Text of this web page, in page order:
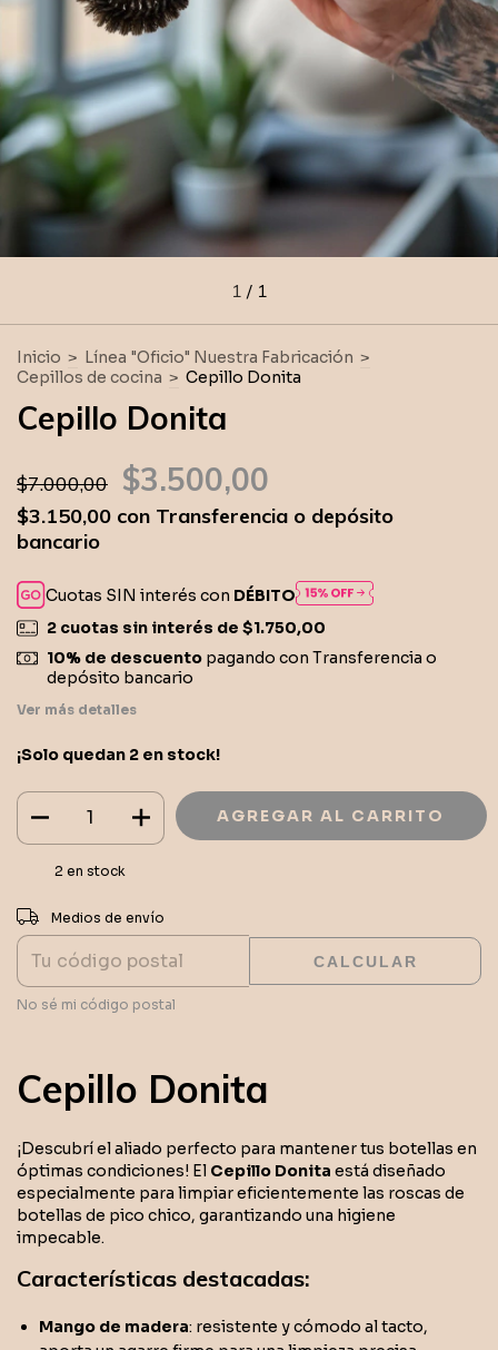
1 / 1
Inicio > Línea "Oficio" Nuestra Fabricación >
Cepillos de cocina > Cepillo Donita
Cepillo Donita
$7.000,00 $3.500,00
$3.150,00 con Transferencia o depósito
bancario
Cuotas SIN interés con DÉBITO
2 cuotas sin interés de $1.750,00
10% de descuentopagando con Transferencia o
depósito bancario
Ver más detalles
¡Solo quedan 2 en stock!
2 en stock
Entregas para el CP:
Medios de envío
CALCULAR
No sé mi código postal
Cepillo Donita
¡Descubrí el aliado perfecto para mantener tus botellas en
óptimas condiciones! El Cepillo Donita está diseñado
especialmente para limpiar eficientemente las roscas de
botellas de pico chico, garantizando una higiene
impecable.
Características destacadas:
Mango de madera: resistente y cómodo al tacto,